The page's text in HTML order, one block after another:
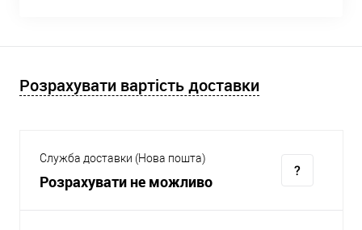
Розрахувати вартість доставки
Служба доставки (Нова пошта)
Розрахувати не можливо